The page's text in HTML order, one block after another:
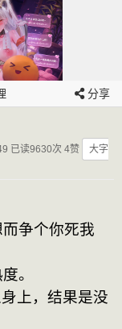
分享
已读9630次 4赞
大字
争个你死我
。
上，结果是没